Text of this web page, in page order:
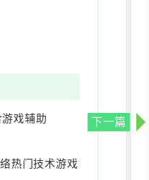
下一篇
戏辅助
热门技术游戏